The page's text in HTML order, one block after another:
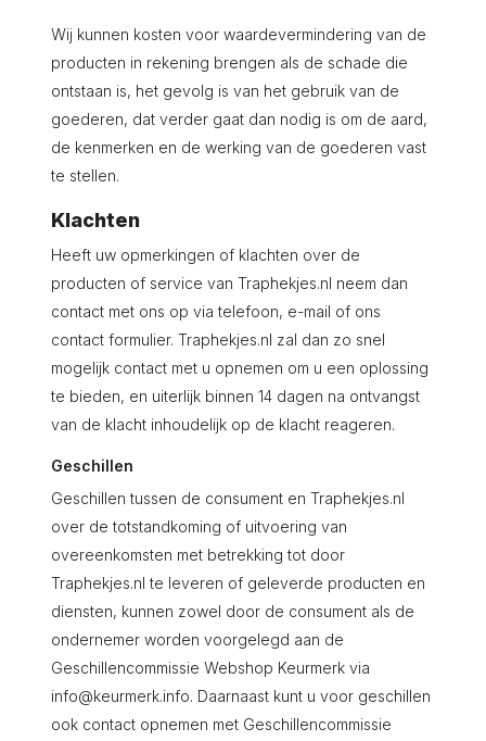
Wij kunnen kosten voor waardevermindering van de
producten in rekening brengen als de schade die
ontstaan is, het gevolg is van het gebruik van de
goederen, dat verder gaat dan nodig is om de aard,
de kenmerken en de werking van de goederen vast
te stellen.
Klachten
Heeft uw opmerkingen of klachten over de
producten of service van Traphekjes.nl neem dan
contact met ons op via telefoon, e-mail of ons
contact formulier. Traphekjes.nl zal dan zo snel
mogelijk contact met u opnemen om u een oplossing
te bieden, en uiterlijk binnen 14 dagen na ontvangst
van de klacht inhoudelijk op de klacht reageren.
Geschillen
Geschillen tussen de consument en Traphekjes.nl
over de totstandkoming of uitvoering van
overeenkomsten met betrekking tot door
Traphekjes.nl te leveren of geleverde producten en
diensten, kunnen zowel door de consument als de
ondernemer worden voorgelegd aan de
Geschillencommissie Webshop Keurmerk via
info@keurmerk.info. Daarnaast kunt u voor geschillen
ook contact opnemen met Geschillencommissie